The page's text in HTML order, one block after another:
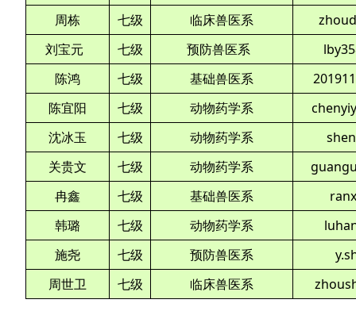
周栋
七级 临床兽医系
刘宝元
七级 预防兽医系
陈鸿
七级 基础兽医系
陈宜阳
七级 动物药学系
沈冰玉
七级 动物药学系
关贵文
七级 动物药学系
冉鑫
七级 基础兽医系
韩璐
七级 动物药学系
施尧
七级 预防兽医系
周世卫
七级 临床兽医系